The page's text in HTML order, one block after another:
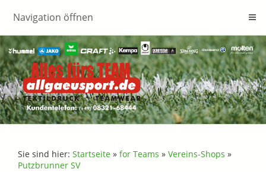
Navigation öffnen
Sie sind hier: Startseite » for Teams » Vereins-Shops »
Putzbrunner SV